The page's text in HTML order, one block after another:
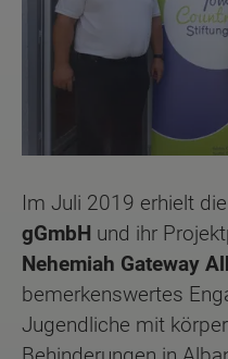
Im Juli 2019 erhielt die
gGmbH und ihr
Nehemiah Gateway
bemerkenswertes
Jugendliche mit